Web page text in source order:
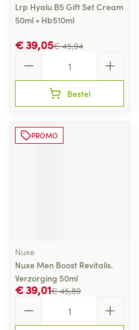
Lrp Hyalu B5 Gift Set Cream
50ml + Hb510ml
€ 45,94
€ 39,05
Bestel
PROMO
Nuxe
Nuxe Men Boost Revitalis.
Verzorging 50ml
€ 45,89
€ 39,01